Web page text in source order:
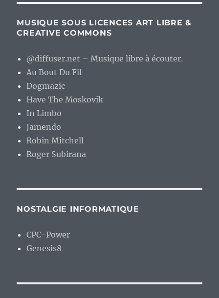
MUSIQUE SOUS LICENCES ART LIBRE &
CREATIVE COMMONS
@diffuser.net – Musique libre à écouter.
Au Bout Du Fil
Dogmazic
Have The Moskovik
In Limbo
Jamendo
Robin Mitchell
Roger Subirana
NOSTALGIE INFORMATIQUE
CPC-Power
Genesis8